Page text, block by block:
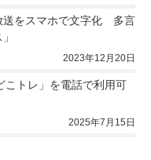
をスマホで文字化　多言
2023年12月20日
こトレ」を電話で利用可
2025年7月15日